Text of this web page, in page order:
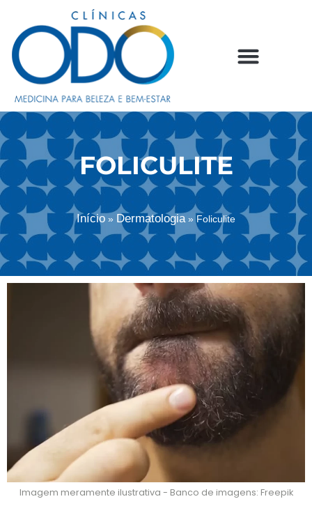
FOLICULITE
Início » Dermatologia» Foliculite
Imagem meramente ilustrativa - Banco de imagens: Freepik